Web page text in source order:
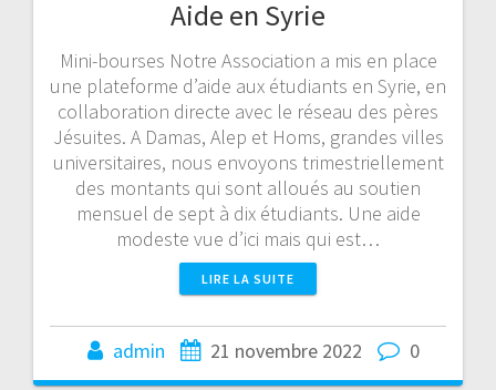
Aide en Syrie
Mini-bourses Notre Association a mis en place
une plateforme d’aide aux étudiants en Syrie, en
collaboration directe avec le réseau des pères
Jésuites. A Damas, Alep et Homs, grandes villes
universitaires, nous envoyons trimestriellement
des montants qui sont alloués au soutien
mensuel de sept à dix étudiants. Une aide
modeste vue d’ici mais qui est…
LIRE LA SUITE
admin 21 novembre 2022 0